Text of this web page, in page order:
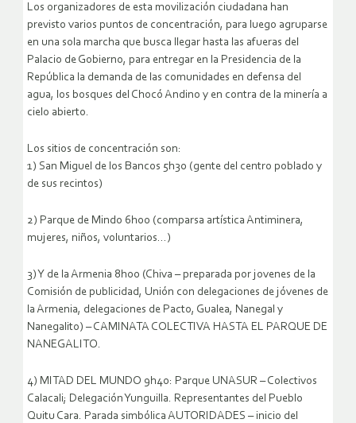
Los organizadores de esta movilización ciudadana han
previsto varios puntos de concentración, para luego agruparse
en una sola marcha que busca llegar hasta las afueras del
Palacio de Gobierno, para entregar en la Presidencia de la
República la demanda de las comunidades en defensa del
agua, los bosques del Chocó Andino y en contra de la minería a
cielo abierto.
Los sitios de concentración son:
1) San Miguel de los Bancos 5h30 (gente del centro poblado y
de sus recintos)
2) Parque de Mindo 6h00 (comparsa artística Antiminera,
mujeres, niños, voluntarios…)
3) Y de la Armenia 8h00 (Chiva – preparada por jovenes de la
Comisión de publicidad, Unión con delegaciones de jóvenes de
la Armenia, delegaciones de Pacto, Gualea, Nanegal y
Nanegalito) – CAMINATA COLECTIVA HASTA EL PARQUE DE
NANEGALITO.
4) MITAD DEL MUNDO 9h40: Parque UNASUR – Colectivos
Calacali; Delegación Yunguilla. Representantes del Pueblo
Quitu Cara. Parada simbólica AUTORIDADES – inicio del